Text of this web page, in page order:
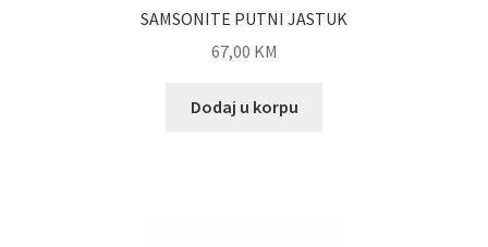
SAMSONITE PUTNI JASTUK
67,00 KM
Dodaj u korpu